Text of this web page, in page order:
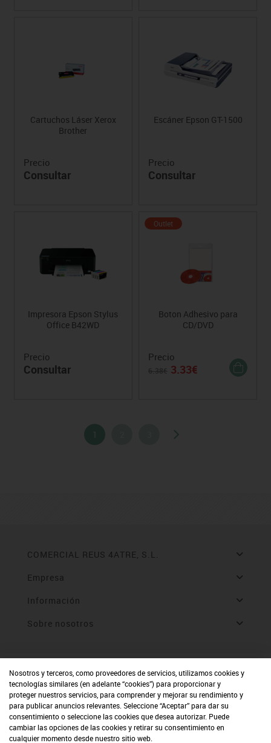
Cartuchos Láser Xerox
Brother
Precio
Consultar
Escáner Epson GT-1500
Precio
Consultar
Impresora Epson Stylus
Office B42WD
Precio
Consultar
Outlet
Boton Adhesivo para
CD/DVD
Precio
3.33€
1
COMERCIAL REUS 4ATRE, S.L.
Empresa
Información
Sobre nosotros
Nosotros y terceros, como proveedores de servicios, utilizamos cookies y
tecnologías similares (en adelante “cookies”) para proporcionar y
proteger nuestros servicios, para comprender y mejorar su rendimiento y
para publicar anuncios relevantes. Seleccione “Aceptar” para dar su
consentimiento o seleccione las cookies que desea autorizar. Puede
cambiar las opciones de las cookies y retirar su consentimiento en
cualquier momento desde nuestro sitio web.